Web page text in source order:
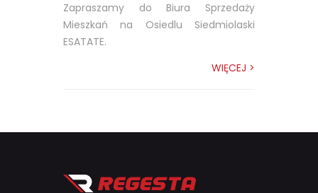
Zapraszamy do Biura Sprzedaży
Mieszkań na Osiedlu Siedmiolaski
ESATATE.
WIĘCEJ >